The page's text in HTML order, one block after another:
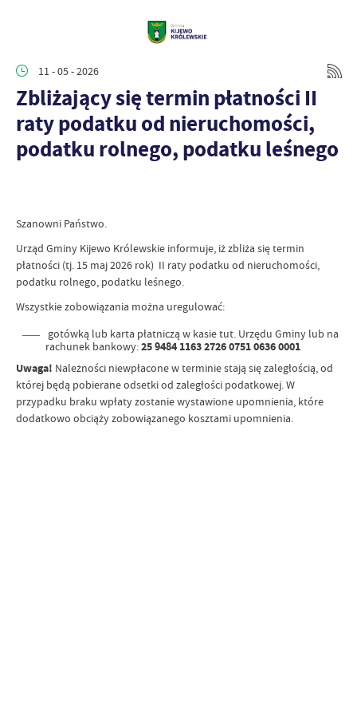
11 - 05 - 2026
Zbliżający się termin płatności II
raty podatku od nieruchomości,
podatku rolnego, podatku leśnego
Szanowni Państwo.
Urząd Gminy Kijewo Królewskie informuje, iż zbliża się termin
płatności (tj. 15 maj 2026 rok) II raty podatku od nieruchomości,
podatku rolnego, podatku leśnego.
Wszystkie zobowiązania można uregulować:
gotówką lub karta płatniczą w kasie tut. Urzędu Gminy lub na
rachunek bankowy:25 9484 1163 2726 0751 0636 0001
Uwaga! Należności niewpłacone w terminie stają się zaległością, od
której będą pobierane odsetki od zaległości podatkowej. W
przypadku braku wpłaty zostanie wystawione upomnienia, które
dodatkowo obciąży zobowiązanego kosztami upomnienia.